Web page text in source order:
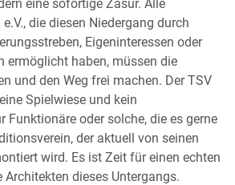
eine sofortige Zäsur. Alle
die diesen Niedergang durch
Eigeninteressen oder
ermöglicht haben, müssen die
und den Weg frei machen. Der TSV
Spielwiese und kein
Funktionäre oder solche, die es gerne
der aktuell von seinen
wird. Es ist Zeit für einen echten
Architekten dieses Untergangs.